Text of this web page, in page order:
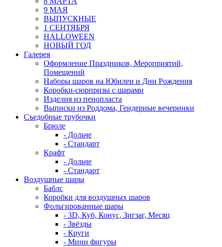
9 МАЯ
ВЫПУСКНЫЕ
1 СЕНТЯБРЯ
HALLOWEEN
НОВЫЙ ГОД
Галерея
Оформление Праздников, Мероприятий,
Помещений
Наборы шаров на Юбилеи и Дни Рождения
Коробки-сюрпризы с шарами
Изделия из пенопласта
Выписки из Роддома, Гендерные вечеринки
Съедобные трубочки
Брюле
- Дольче
- Стандарт
Крафт
- Дольче
- Стандарт
Воздушные шары
Баблс
Коробки для воздушных шаров
Фольгированные шары
- 3D, Куб, Конус, Зигзаг, Месяц
- Звёзды
- Круги
- Мини фигуры